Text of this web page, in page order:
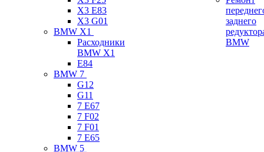
X3 E83
X3 G01
BMW X1
Расходники
BMW X1
E84
BMW 7
G12
G11
7 Е67
7 F02
7 F01
7 E65
BMW 5
заднего
BMW